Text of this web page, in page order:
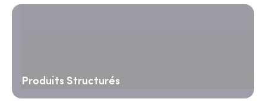
Produits Structurés